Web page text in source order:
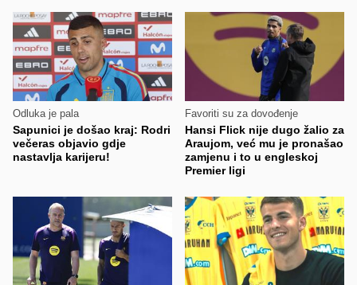
Odluka je pala
Sapunici je došao kraj: Rodri
večeras objavio gdje
nastavlja karijeru!
Favoriti su za dovođenje
Hansi Flick nije dugo žalio za
Araujom, već mu je pronašao
zamjenu i to u engleskoj
Premier ligi